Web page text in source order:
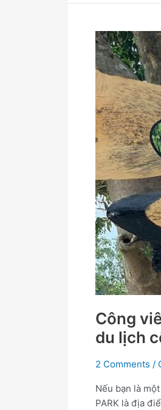
Công
du lịch
2 Comments /
Nếu bạn là
PARK là địa
Công
viên
OZO
OZO
TREE
TOP
PARK
Kinh
nghiệm
du
lịch
công
viên
OZO